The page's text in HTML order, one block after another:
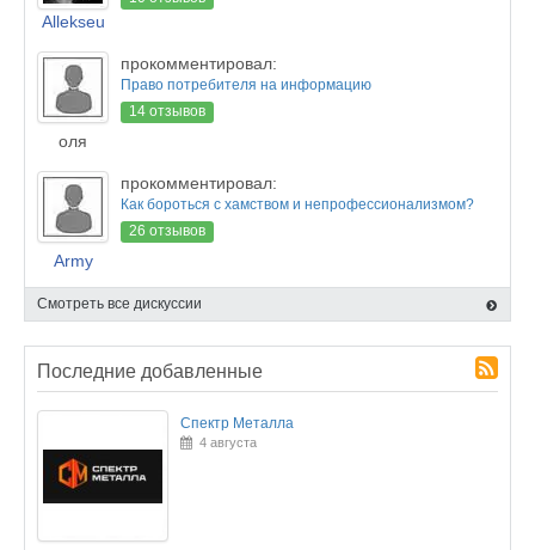
Allekseu
оля
прокомментировал:
Право потребителя на информацию
14 отзывов
Army
прокомментировал:
Как бороться с хамством и непрофессионализмом?
26 отзывов
Смотреть все дискуссии
Последние добавленные
Спектр Металла
4 августа